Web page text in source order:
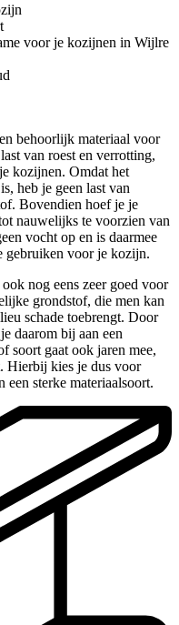
voor je kozijnen in Wijlre
behoorlijk materiaal voor
van roest en verrotting,
kozijnen. Omdat het
heb je geen last van
Bovendien hoef je je
nauwelijks te voorzien van
vocht op en is daarmee
gebruiken voor je kozijn.
nog eens zeer goed voor
grondstof, die men kan
schade toebrengt. Door
daarom bij aan een
soort gaat ook jaren mee,
Hierbij kies je dus voor
sterke materiaalsoort.